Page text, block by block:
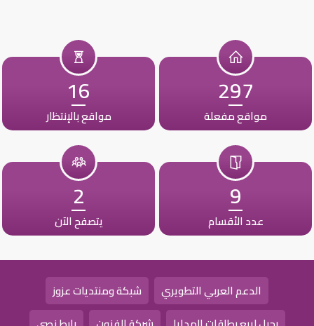
297
مواقع مفعلة
16
مواقع بالإنتظار
9
عدد الأقسام
2
يتصفح الآن
الدعم العربي التطويري
شبكة ومنتديات عزوز